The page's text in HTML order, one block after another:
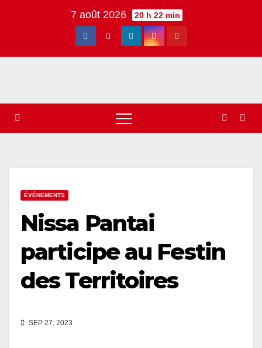
7 août 2026 20 h 22 min
ÉVÉNEMENTS
Nissa Pantai
participe au Festin
des Territoires
SEP 27, 2023